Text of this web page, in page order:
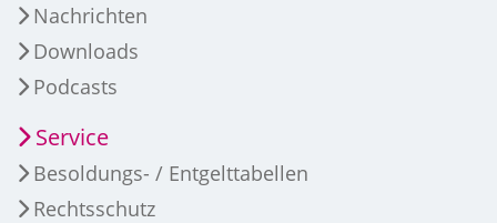
Nachrichten
Downloads
Podcasts
Service
Besoldungs- / Entgelttabellen
Rechtsschutz